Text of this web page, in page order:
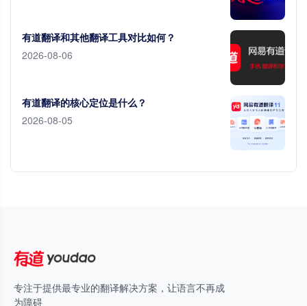
有道翻译和其他翻译工具对比如何？
2026-08-06
有道翻译的核心定位是什么？
2026-08-05
专注于提供最专业的翻译解决方案，让语言不再成
为障碍